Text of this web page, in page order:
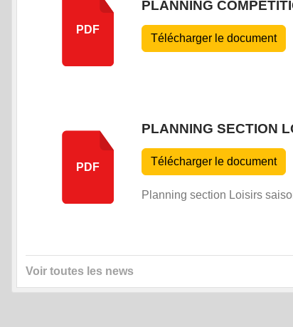
PDF
PLANNING
Télécharger le document
PDF
PLANNING SECTION
Télécharger le document
Planning section Loisirs
Voir toutes les news